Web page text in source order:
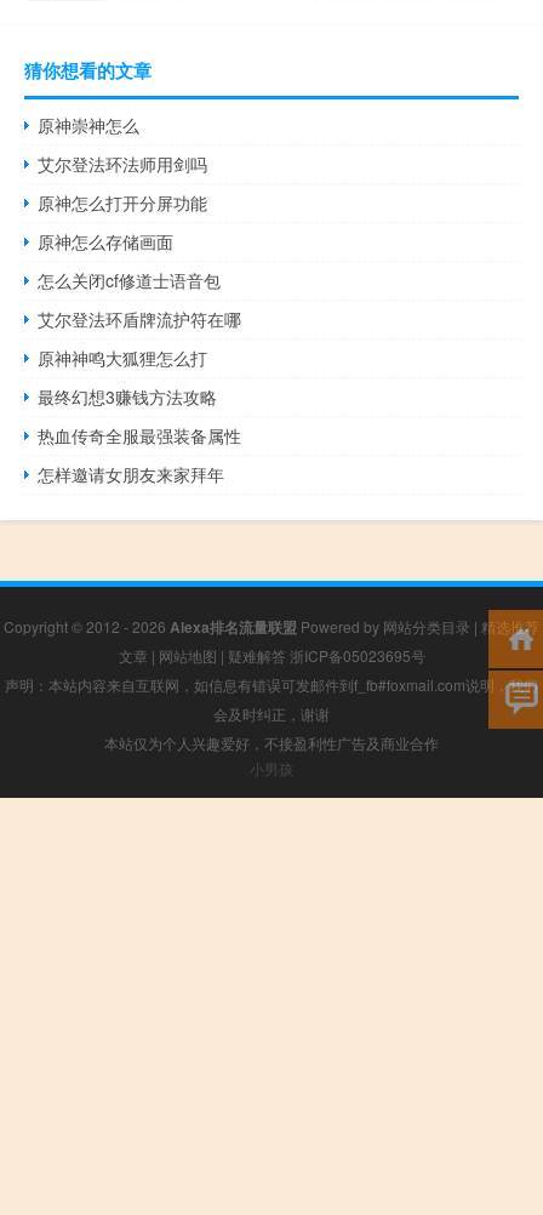
猜你想看的文章
原神崇神怎么
艾尔登法环法师用剑吗
原神怎么打开分屏功能
原神怎么存储画面
怎么关闭cf修道士语音包
艾尔登法环盾牌流护符在哪
原神神鸣大狐狸怎么打
最终幻想3赚钱方法攻略
热血传奇全服最强装备属性
怎样邀请女朋友来家拜年
Copyright © 2012 - 2026 Alexa排名流量联盟 Powered by 网站分类目录 | 精选推荐
文章 | 网站地图 | 疑难解答 浙ICP备05023695号
声明：本站内容来自互联网，如信息有错误可发邮件到f_fb#foxmail.com说明，我们
会及时纠正，谢谢
本站仅为个人兴趣爱好，不接盈利性广告及商业合作
小男孩